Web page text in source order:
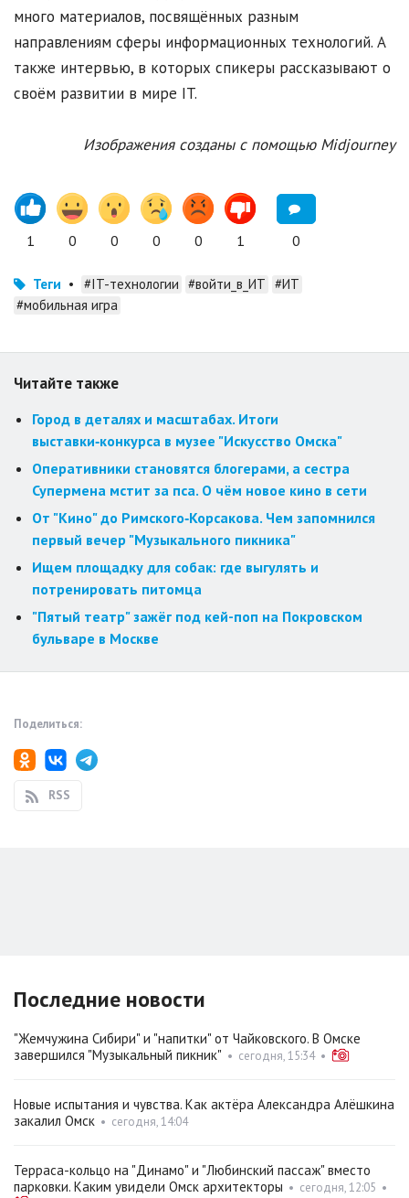
много материалов, посвящённых разным
направлениям сферы информационных технологий. А
также интервью, в которых спикеры рассказывают о
своём развитии в мире IT.
Изображения созданы с помощью Midjourney
1 0 0 0 0 1 0
Теги • #IT-технологии #войти_в_ИТ #ИТ
#мобильная игра
Читайте также
Город в деталях и масштабах. Итоги
выставки‑конкурса в музее "Искусство Омска"
Оперативники становятся блогерами, а сестра
Супермена мстит за пса. О чём новое кино в сети
От "Кино" до Римского‑Корсакова. Чем запомнился
первый вечер "Музыкального пикника"
Ищем площадку для собак: где выгулять и
потренировать питомца
"Пятый театр" зажёг под кей-поп на Покровском
бульваре в Москве
Поделиться:
RSS
Последние новости
"Жемчужина Сибири" и "напитки" от Чайковского. В Омске
завершился "Музыкальный пикник" • сегодня, 15:34•
Новые испытания и чувства. Как актёра Александра Алёшкина
закалил Омск • сегодня, 14:04
Терраса-кольцо на "Динамо" и "Любинский пассаж" вместо
парковки. Каким увидели Омск архитекторы • сегодня, 12:05 •